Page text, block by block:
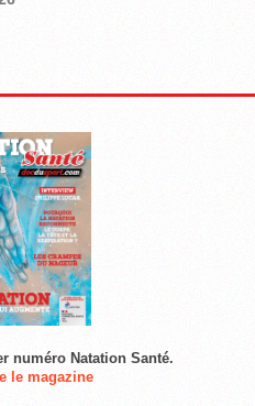
numéro Natation Santé.
le magazine